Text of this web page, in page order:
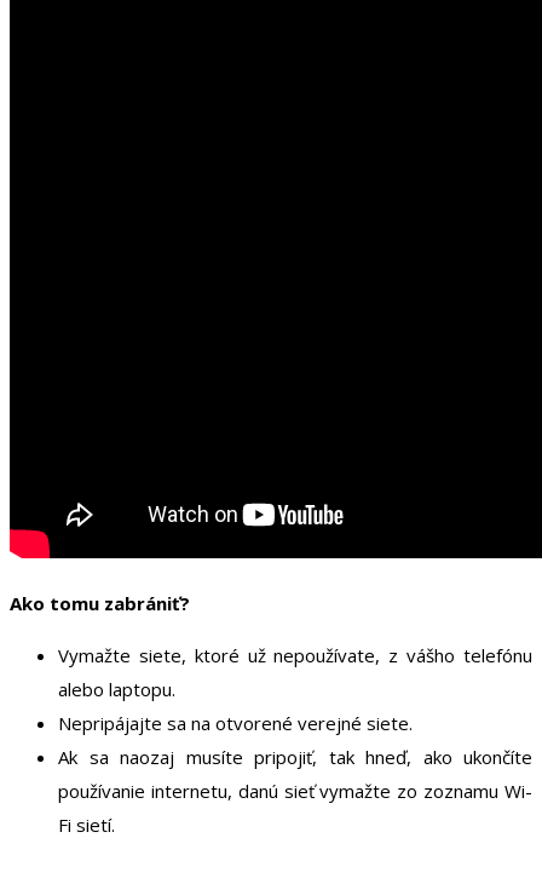
Ako tomu zabrániť?
Vymažte siete, ktoré už nepoužívate, z vášho telefónu
alebo laptopu.
Nepripájajte sa na otvorené verejné siete.
Ak sa naozaj musíte pripojiť, tak hneď, ako ukončíte
používanie internetu, danú sieť vymažte zo zoznamu Wi-
Fi sietí.